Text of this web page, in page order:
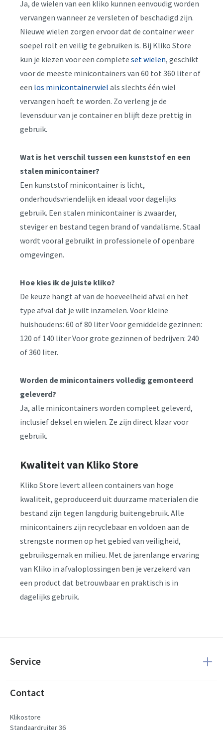
Ja, de wielen van een kliko kunnen eenvoudig worden
vervangen wanneer ze versleten of beschadigd zijn.
Nieuwe wielen zorgen ervoor dat de container weer
soepel rolt en veilig te gebruiken is. Bij Kliko Store
kun je kiezen voor een complete set wielen, geschikt
voor de meeste minicontainers van 60 tot 360 liter of
een los minicontainerwiel als slechts één wiel
vervangen hoeft te worden. Zo verleng je de
levensduur van je container en blijft deze prettig in
gebruik.
Wat is het verschil tussen een kunststof en een
stalen minicontainer?
Een kunststof minicontainer is licht,
onderhoudsvriendelijk en ideaal voor dagelijks
gebruik. Een stalen minicontainer is zwaarder,
steviger en bestand tegen brand of vandalisme. Staal
wordt vooral gebruikt in professionele of openbare
omgevingen.
Hoe kies ik de juiste kliko?
De keuze hangt af van de hoeveelheid afval en het
type afval dat je wilt inzamelen. Voor kleine
huishoudens: 60 of 80 liter Voor gemiddelde gezinnen:
120 of 140 liter Voor grote gezinnen of bedrijven: 240
of 360 liter.
Worden de minicontainers volledig gemonteerd
geleverd?
Ja, alle minicontainers worden compleet geleverd,
inclusief deksel en wielen. Ze zijn direct klaar voor
gebruik.
Kwaliteit van Kliko Store
Kliko Store levert alleen containers van hoge
kwaliteit, geproduceerd uit duurzame materialen die
bestand zijn tegen langdurig buitengebruik. Alle
minicontainers zijn recyclebaar en voldoen aan de
strengste normen op het gebied van veiligheid,
gebruiksgemak en milieu. Met de jarenlange ervaring
van Kliko in afvaloplossingen ben je verzekerd van
een product dat betrouwbaar en praktisch is in
dagelijks gebruik.
Service
Contact
Klikostore
Standaardruiter 36